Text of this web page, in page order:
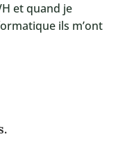
et quand je
ils m’ont